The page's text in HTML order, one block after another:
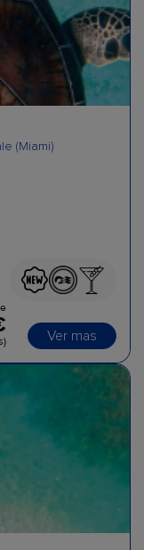
(Miami)
Ver mas